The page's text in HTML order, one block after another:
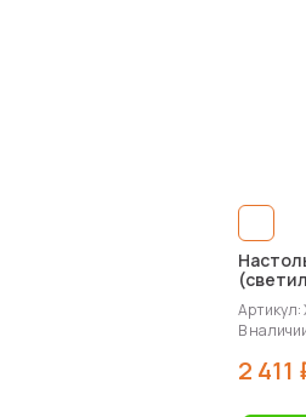
Артикул:
В
2 411